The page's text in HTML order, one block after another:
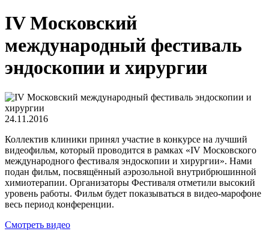
IV Московский
международный фестиваль
эндоскопии и хирургии
24.11.2016
Коллектив клиники принял участие в конкурсе на лучший
видеофильм, который проводится в рамках «IV Московского
международного фестиваля эндоскопии и хирургии». Нами
подан фильм, посвящённый аэрозольной внутрибрюшинной
химиотерапии. Организаторы Фестиваля отметили высокий
уровень работы. Фильм будет показываться в видео-марофоне
весь период конференции.
Смотреть видео